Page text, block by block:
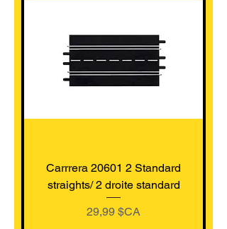
Carrrera 20601 2 Standard
straights/ 2 droite standard
Prix
29,99 $CA